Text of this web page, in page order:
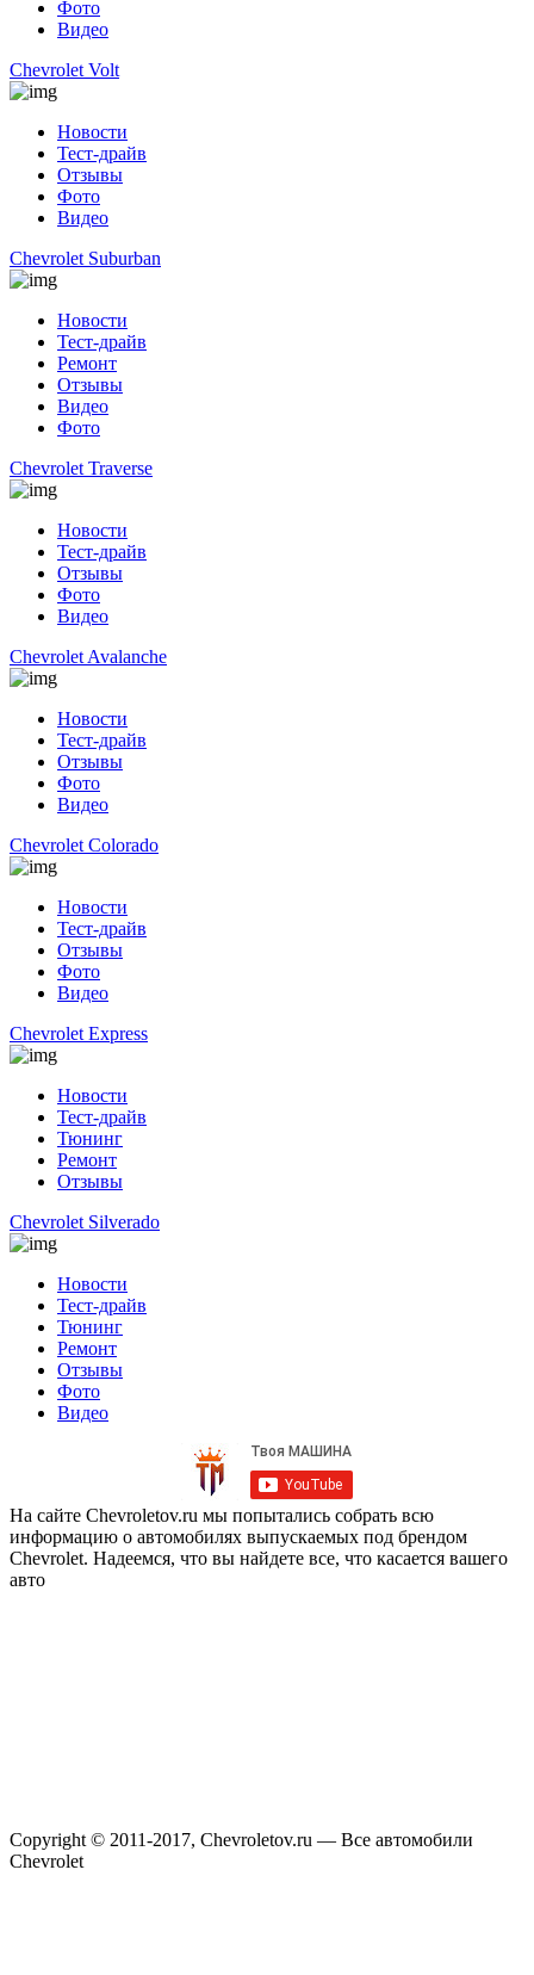
Фото
Видео
Chevrolet Volt
Новости
Тест-драйв
Отзывы
Фото
Видео
Chevrolet Suburban
Новости
Тест-драйв
Ремонт
Отзывы
Видео
Фото
Chevrolet Traverse
Новости
Тест-драйв
Отзывы
Фото
Видео
Chevrolet Avalanche
Новости
Тест-драйв
Отзывы
Фото
Видео
Chevrolet Colorado
Новости
Тест-драйв
Отзывы
Фото
Видео
Chevrolet Express
Новости
Тест-драйв
Тюнинг
Ремонт
Отзывы
Chevrolet Silverado
Новости
Тест-драйв
Тюнинг
Ремонт
Отзывы
Фото
Видео
На сайте Chevroletov.ru мы попытались собрать всю
информацию о автомобилях выпускаемых под брендом
Chevrolet. Надеемся, что вы найдете все, что касается вашего
авто
Copyright © 2011-2017, Chevroletov.ru — Все автомобили
Chevrolet